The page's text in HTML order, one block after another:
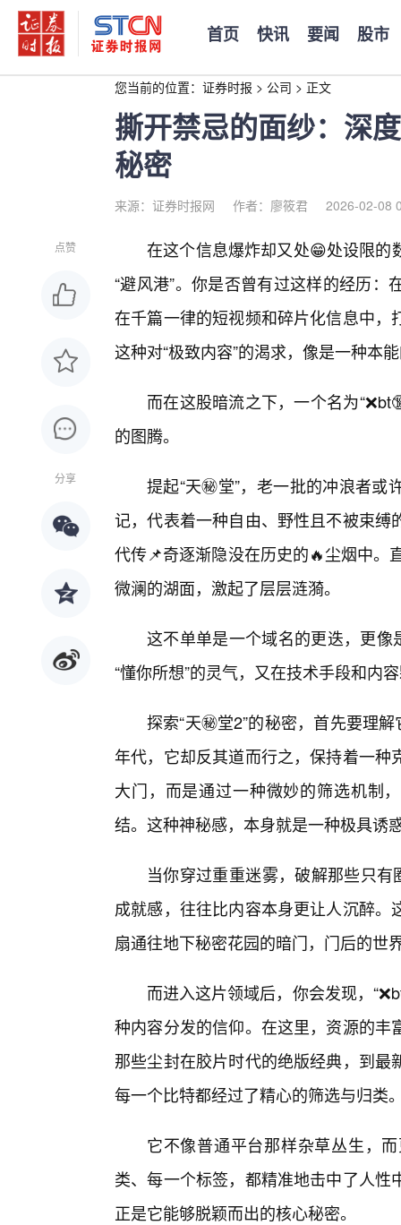
首页 快讯 要闻 股市
您当前的位置： 证券时报 > 公司 > 正文
撕开禁忌的面纱：深
秘密
来源：证券时报网 作者：廖筱君 2026-02-08
点赞
分享
在这个信息爆炸却又处😁处设限的
“避风港”。你是否曾有过这样的经历
在千篇一律的短视频和碎片化信息中
这种对“极致内容”的渴求，像是一种本
而在这股暗流之下，一个名为
的图腾。
提起“天㊙️堂”，老一批的冲浪者
记，代表着一种自由、野性且不被束
代传📌奇逐渐隐没在历史的🔥尘烟中。
微澜的湖面，激起了层层涟漪。
这不单单是一个域名的更迭，更像
“懂你所想”的灵气，又在技术手段和内
探索“天㊙️堂2”的秘密，首先要理
年代，它却反其道而行之，保持着一
大门，而是通过一种微妙的筛选机制
结。这种神秘感，本身就是一种极具诱
当你穿过重重迷雾，破解那些只
成就感，往往比内容本身更让人沉醉
扇通往地下秘密花园的暗门，门后的世
而进入这片领域后，你会发现，
种内容分发的信仰。在这里，资源的
那些尘封在胶片时代的绝版经典，到
每一个比特都经过了精心的筛选与归类
它不像普通平台那样杂草丛生，
类、每一个标签，都精准地击中了人
正是它能够脱颖而出的核心秘密。